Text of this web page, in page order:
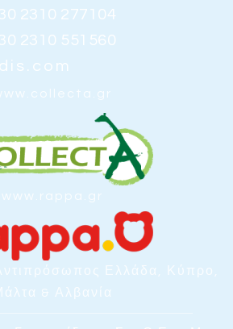
2310 277104
2310 551560
www.rappa.gr
Ελλάδα, Κύπρο,
& Αλβανία